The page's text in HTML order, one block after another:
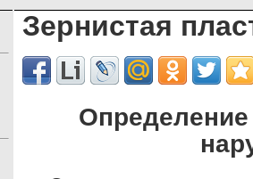
Зернистая
Определение